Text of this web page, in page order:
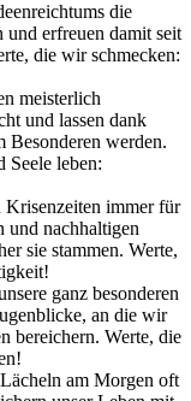
die
und erfreuen damit seit
die wir schmecken:
meisterlich
und lassen dank
Besonderen werden.
Seele leben:
immer für
und nachhaltigen
sie stammen. Werte,
ganz besonderen
an die wir
bereichern. Werte, die
am Morgen oft